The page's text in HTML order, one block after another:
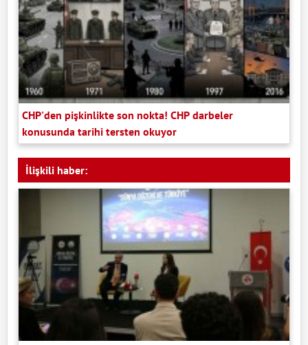
CHP'den pişkinlikte son nokta! CHP darbeler
konusunda tarihi tersten okuyor
İlişkili haber: